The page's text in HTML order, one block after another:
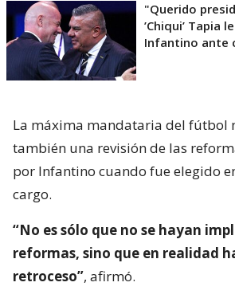
"Querido
’Chiqui’ Tapia
Infantino ante
La máxima mandataria del fútbol
también una revisión de las
por Infantino cuando fue elegido
cargo.
“No es sólo que no se hayan
reformas, sino que en realidad
retroceso”, afirmó.